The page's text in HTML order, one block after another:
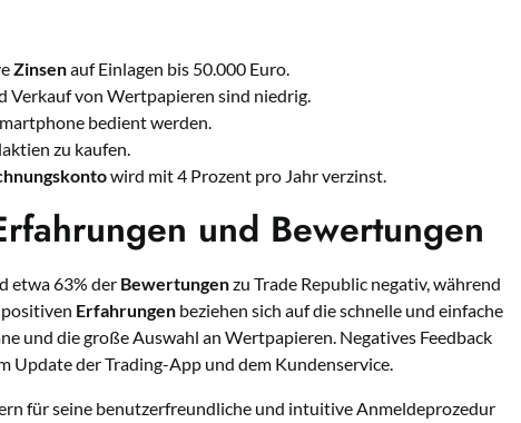
Zinsenauf Einlagen bis 50.000 Euro.
Verkauf von Wertpapieren sind niedrig.
bedient werden.
zu kaufen.
wird mit 4 Prozent pro Jahr verzinst.
und Bewertungen
etwa 63% der Bewertungenzu Trade Republic negativ, während
Erfahrungen beziehen sich auf die schnelle und einfache
und die große Auswahl an Wertpapieren. Negatives Feedback
Update der Trading-App und dem Kundenservice.
für seine benutzerfreundliche und intuitive Anmeldeprozedur